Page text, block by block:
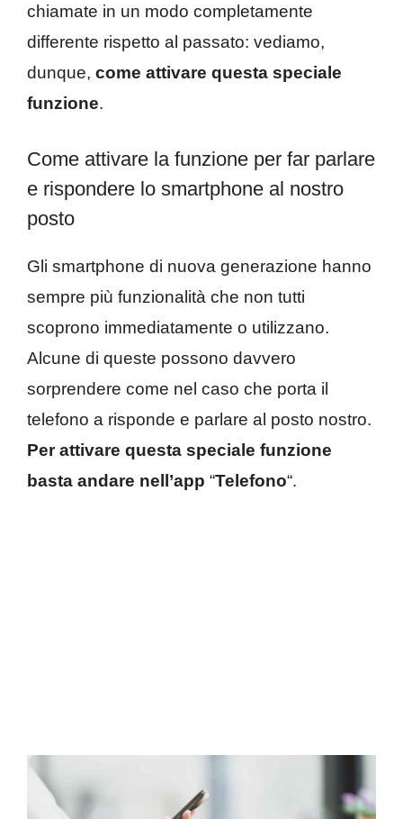
chiamate in un modo completamente
differente rispetto al passato: vediamo,
dunque, come attivare questa speciale
funzione.
Come attivare la funzione per far parlare
e rispondere lo smartphone al nostro
posto
Gli smartphone di nuova generazione hanno
sempre più funzionalità che non tutti
scoprono immediatamente o utilizzano.
Alcune di queste possono davvero
sorprendere come nel caso che porta il
telefono a risponde e parlare al posto nostro.
Per attivare questa speciale funzione
basta andare nell’app “Telefono“.